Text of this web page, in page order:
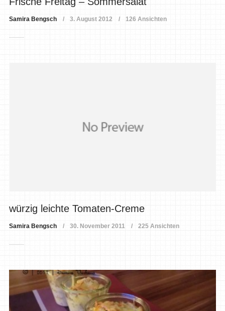
Samira Bengsch 3. August 2012 126 Ansichten
würzig leichte Tomaten-Creme
Samira Bengsch 30. November 2011 225 Ansichten